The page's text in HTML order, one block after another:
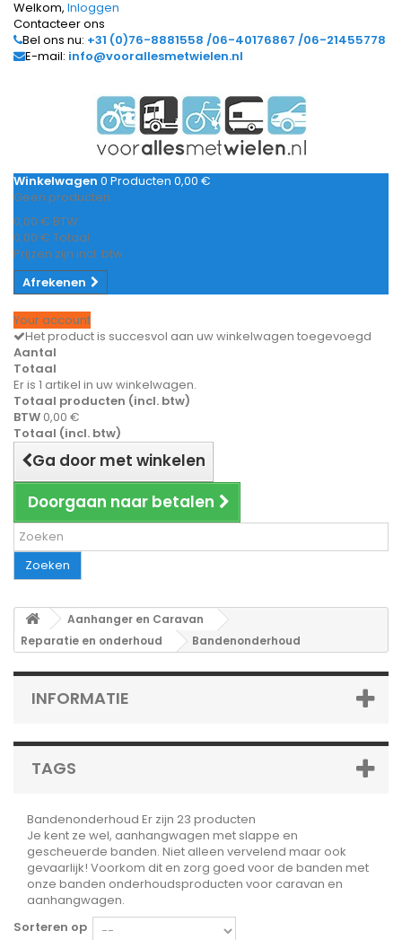
Welkom, Inloggen
Contacteer ons
Bel ons nu: +31 (0)76-8881558 /06-40176867 /06-21455778
E-mail: info@voorallesmetwielen.nl
Winkelwagen 0 Producten 0,00 €
Geen producten
0,00 € BTW
0,00 € Totaal
Prijzen zijn incl. btw
Afrekenen
Your account
Het product is succesvol aan uw winkelwagen toegevoegd
Aantal
Totaal
Er is 1 artikel in uw winkelwagen.
Totaal producten (incl. btw)
BTW 0,00 €
Totaal (incl. btw)
Ga door met winkelen
Doorgaan naar betalen
Zoeken
Aanhanger en Caravan
Reparatie en onderhoud
Bandenonderhoud
INFORMATIE
TAGS
Bandenonderhoud Er zijn 23 producten
Je kent ze wel, aanhangwagen met slappe en
gescheuerde banden. Niet alleen vervelend maar ook
gevaarlijk! Voorkom dit en zorg goed voor de banden met
onze banden onderhoudsproducten voor caravan en
aanhangwagen.
Sorteren op